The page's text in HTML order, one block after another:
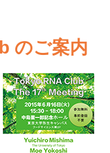
のご案内